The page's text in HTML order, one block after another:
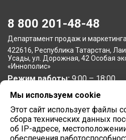
8 800 201-48-48
Департамент продаж и маркетинга
422616, Республика Татарстан,
Усады, ул. Дорожная, 42 Особая
«Иннополис»
Режим работы:9:00 – 18:00
Московское представительство
105064, г. Москва, Нижний
«Арма»
Режим работы:9:00 – 18:00
Мы используем cookie
Этот сайт использует файлы
сбора технических данных
об IP-адресе,